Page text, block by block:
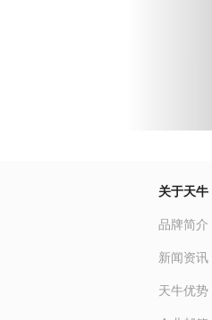
关于天牛
品牌简介
新闻资讯
天牛优势